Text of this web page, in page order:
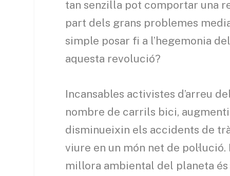
tan senzilla pot comportar una
part dels grans problemes
simple posar fi a l’hegemonia
aquesta revolució?
Incansables activistes d’arreu
nombre de carrils bici,
disminueixin els accidents de
viure en un món net de
millora ambiental del planeta